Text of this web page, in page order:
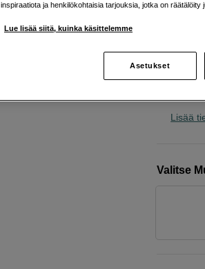
Lisää
Valitse
inspiraatiota ja henkilökohtaisia tarjouksia, jotka on
Lue lisää siitä, kuinka käsittelemme
Asetukset